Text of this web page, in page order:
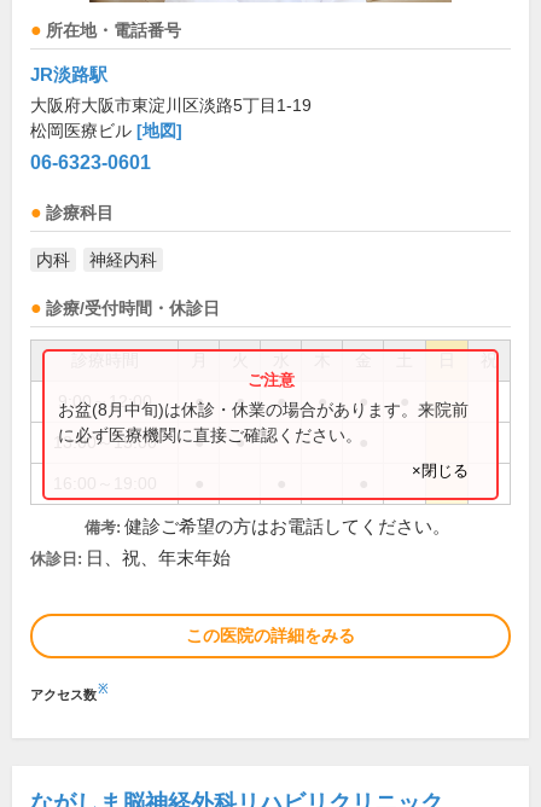
所在地・電話番号
JR淡路駅
大阪府大阪市東淀川区淡路5丁目1-19
松岡医療ビル [地図]
06-6323-0601
診療科目
内科 神経内科
診療/受付時間・休診日
祝
9:00～12:00 ● ● ● ● ●
13:00～15:00 ● ●
お盆(8月中旬)は休診・休業の場合があります。来院前
に必ず医療機関に直接ご確認ください。
×閉じる
備考: 健診ご希望の方はお電話してください。
休診日: 日、祝、年末年始
この医院の詳細をみる
アクセス数※